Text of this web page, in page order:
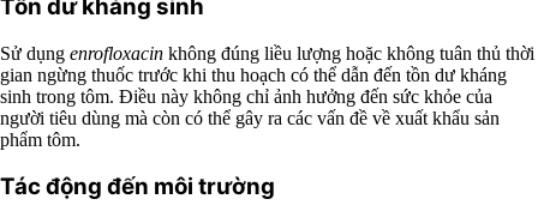
Tồn dư kháng sinh
Sử dụng enrofloxacin không đúng liều lượng hoặc không tuân thủ thời
gian ngừng thuốc trước khi thu hoạch có thể dẫn đến tồn dư kháng
sinh trong tôm. Điều này không chỉ ảnh hưởng đến sức khỏe của
người tiêu dùng mà còn có thể gây ra các vấn đề về xuất khẩu sản
phẩm tôm.
Tác động đến môi trường